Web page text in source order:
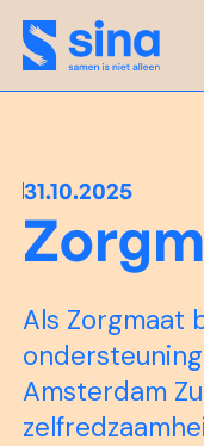
31.10.2025
Als Zorgmaat
Amsterdam